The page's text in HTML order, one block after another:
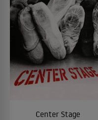
Center Stage